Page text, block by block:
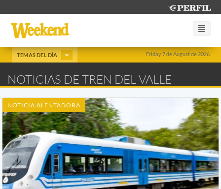
Friday 7 de August de 2026
TEMAS DEL DÍA
NOTICIAS DE TREN DEL VALLE
NOTICIA ALENTADORA